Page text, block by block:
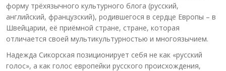
форму трёхязычного культурного блога (русский,
английский, французский), родившегося в сердце Европы – в
Швейцарии, её приёмной стране, стране, которая
отличается своей мультикультурностью и многоязычием.
Надежда Сикорская позиционирует себя не как «русский
голос», а как голос европейки русского происхождения,